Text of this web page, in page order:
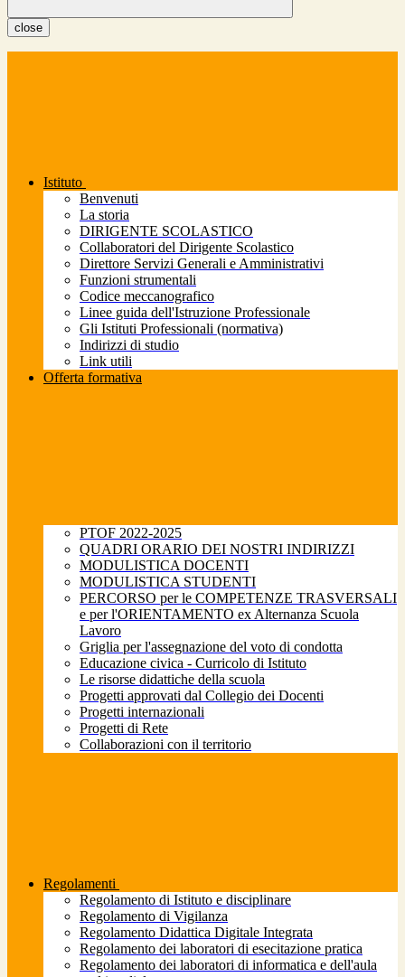
close
Istituto
Benvenuti
La storia
DIRIGENTE SCOLASTICO
Collaboratori del Dirigente Scolastico
Direttore Servizi Generali e Amministrativi
Funzioni strumentali
Codice meccanografico
Linee guida dell'Istruzione Professionale
Gli Istituti Professionali (normativa)
Indirizzi di studio
Link utili
Offerta formativa
PTOF 2022-2025
QUADRI ORARIO DEI NOSTRI INDIRIZZI
MODULISTICA DOCENTI
MODULISTICA STUDENTI
PERCORSO per le COMPETENZE TRASVERSALI
e per l'ORIENTAMENTO ex Alternanza Scuola
Lavoro
Griglia per l'assegnazione del voto di condotta
Educazione civica - Curricolo di Istituto
Le risorse didattiche della scuola
Progetti approvati dal Collegio dei Docenti
Progetti internazionali
Progetti di Rete
Collaborazioni con il territorio
Regolamenti
Regolamento di Istituto e disciplinare
Regolamento di Vigilanza
Regolamento Didattica Digitale Integrata
Regolamento dei laboratori di esecitazione pratica
Regolamento dei laboratori di informatica e dell'aula